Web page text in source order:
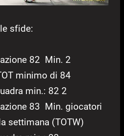
sfide:
82 Min. 2
minimo di 84
min.: 82 2
83 Min. giocatori
settimana (TOTW)